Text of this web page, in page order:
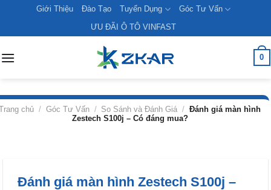
content
Giới Thiệu Đào Tạo Tuyển Dụng
Góc Tư Vấn
ƯU ĐÃI Ô TÔ VINFAST
0
chủ / Góc Tư Vấn / So Sánh và Đánh Giá / Đánh giá màn hình
Zestech S100j – Có đáng mua?
Đánh giá màn hình Zestech S100j –